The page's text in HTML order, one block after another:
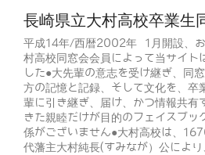
長崎県立大村高校卒業生
平成14年/西暦2002年 1月開設、
村高校同窓会会員によって当サイト
した●大先輩の意志を受け継ぎ、同
方の記憶と記録、そして文化を、卒
輩に引き継ぎ、届け、かつ情報共有
きた親睦だけが目的のフェイスブッ
係がございません●大村高校は、
代藩主大村純長(すみなが）公によ